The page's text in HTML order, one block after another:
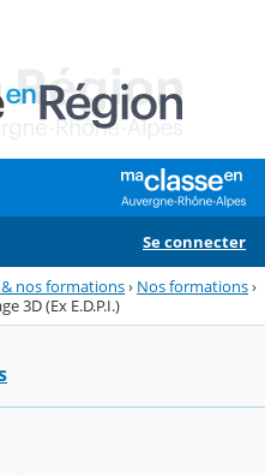
Se connecter
nos formations› Nos formations›
3D (Ex E.D.P.I.)